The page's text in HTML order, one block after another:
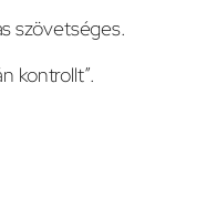
szövetséges.
kontrollt”.